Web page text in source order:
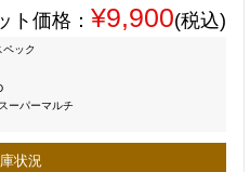
ト価格： ¥9,900(税込)
ペック
ーパーマルチ
状況